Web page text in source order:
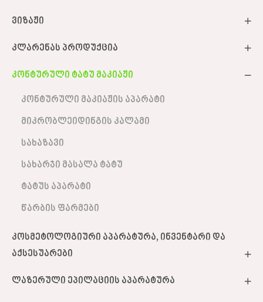
ვიზაჟი
კლარენას პროდუქცია
კონტურული ტატუ მაკიაჟი
კონტურული მაკიაჟის აპარატი
მიკრობლეიდინგის კალამი
სახაზავი
სახარჯი მასალა ტატუ
ტატუს აპარატი
წარბის ფარმები
კოსმეტოლოგიური აპარატურა, ინვენტარი და
აქსესუარები
ლაზერული ეპილაციის აპარატურა